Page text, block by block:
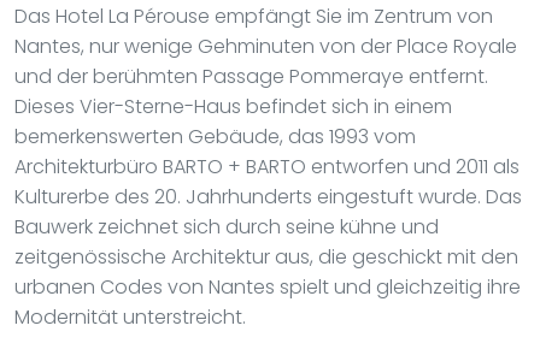
Das Hotel La Pérouse empfängt Sie im Zentrum von
Nantes, nur wenige Gehminuten von der Place Royale
und der berühmten Passage Pommeraye entfernt.
Dieses Vier-Sterne-Haus befindet sich in einem
bemerkenswerten Gebäude, das 1993 vom
Architekturbüro BARTO + BARTO entworfen und 2011 als
Kulturerbe des 20. Jahrhunderts eingestuft wurde. Das
Bauwerk zeichnet sich durch seine kühne und
zeitgenössische Architektur aus, die geschickt mit den
urbanen Codes von Nantes spielt und gleichzeitig ihre
Modernität unterstreicht.